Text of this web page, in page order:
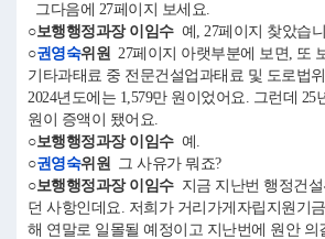
그다음에 27페이지 보세요.
○보행행정과장 이임수예, 27페이지 찾았습
○권영숙위원 27페이지 아랫부분에 보면, 또
기타과태료 중 전문건설업과태료 및 도로법
2024년도에는 1,579만 원이었어요. 그런데 25
원이 증액이 됐어요.
○보행행정과장 이임수예.
○권영숙위원 그 사유가 뭐죠?
○보행행정과장 이임수지금 지난번 행정건설
던 사항인데요. 저희가 거리가게자립지원기
해 연말로 일몰될 예정이고 지난번에 원안 의